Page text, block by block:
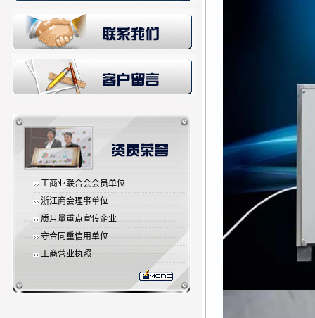
工商业联合会会员单位
浙江商会理事单位
质月量重点宣传企业
守合同重信用单位
工商营业执照